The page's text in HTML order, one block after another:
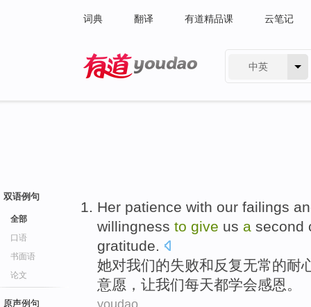
词典 翻译 有道精品课 云笔记
中英
双语例句
全部
口语
书面语
论文
原声例句
Her patience with our failings
willingness to give us a second
gratitude.
她对我们的失败和 反复无常的耐
意愿 ， 让我们每天都学会感恩。
youdao